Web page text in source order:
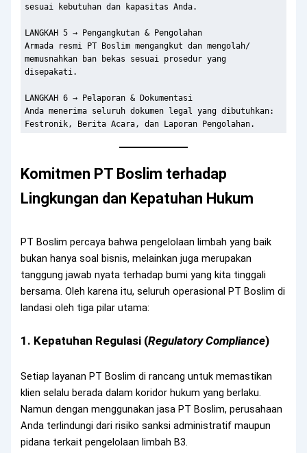
sesuai kebutuhan dan kapasitas Anda.
LANGKAH 5 → Pengangkutan & Pengolahan
Armada resmi PT Boslim mengangkut dan mengolah/
memusnahkan ban bekas sesuai prosedur yang
disepakati.
LANGKAH 6 → Pelaporan & Dokumentasi
Anda menerima seluruh dokumen legal yang dibutuhkan:
Komitmen PT Boslim terhadap
Lingkungan dan Kepatuhan Hukum
PT Boslim percaya bahwa pengelolaan limbah yang baik
bukan hanya soal bisnis, melainkan juga merupakan
tanggung jawab nyata terhadap bumi yang kita tinggali
bersama. Oleh karena itu, seluruh operasional PT Boslim di
landasi oleh tiga pilar utama:
1. Kepatuhan Regulasi (Regulatory Compliance)
Setiap layanan PT Boslim di rancang untuk memastikan
klien selalu berada dalam koridor hukum yang berlaku.
Namun dengan menggunakan jasa PT Boslim, perusahaan
Anda terlindungi dari risiko sanksi administratif maupun
pidana terkait pengelolaan limbah B3.